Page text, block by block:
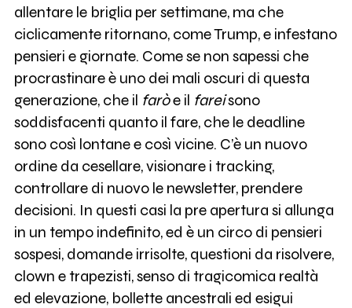
allentare le briglia per settimane, ma che
ciclicamente ritornano, come Trump, e infestano
pensieri e giornate. Come se non sapessi che
procrastinare è uno dei mali oscuri di questa
generazione, che il faròe il fareisono
soddisfacenti quanto il fare, che le deadline
sono così lontane e così vicine. C’è un nuovo
ordine da cesellare, visionare i tracking,
controllare di nuovo le newsletter, prendere
decisioni. In questi casi la pre apertura si allunga
in un tempo indefinito, ed è un circo di pensieri
sospesi, domande irrisolte, questioni da risolvere,
clown e trapezisti, senso di tragicomica realtà
ed elevazione, bollette ancestrali ed esigui